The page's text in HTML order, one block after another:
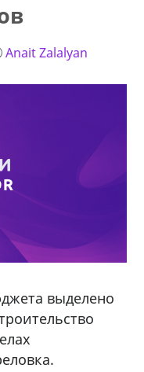
Anait Zalalyan
выделено